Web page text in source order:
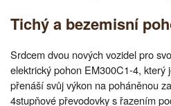
Tichý a bezemisní
Srdcem dvou nových vozidel pro
elektrický pohon EM300C1-4, který
přenáší svůj výkon na poháněnou
4stupňové převodovky s řazením